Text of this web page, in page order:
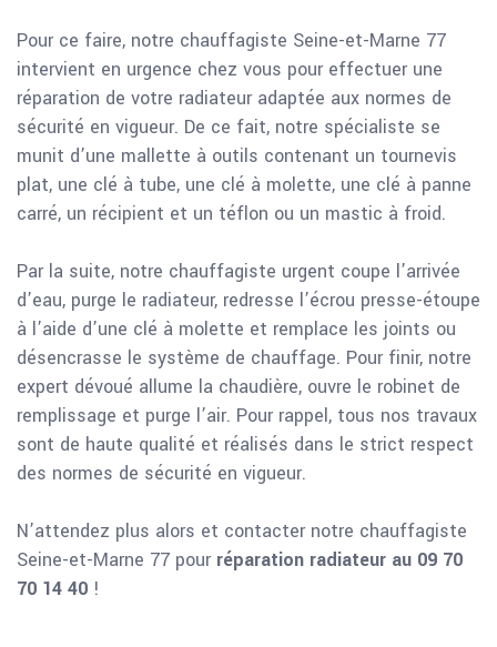
Pour ce faire, notre chauffagiste Seine-et-Marne 77
intervient en urgence chez vous pour effectuer une
réparation de votre radiateur adaptée aux normes de
sécurité en vigueur. De ce fait, notre spécialiste se
munit d’une mallette à outils contenant un tournevis
plat, une clé à tube, une clé à molette, une clé à panne
carré, un récipient et un téflon ou un mastic à froid.
Par la suite, notre chauffagiste urgent coupe l’arrivée
d’eau, purge le radiateur, redresse l’écrou presse-étoupe
à l’aide d’une clé à molette et remplace les joints ou
désencrasse le système de chauffage. Pour finir, notre
expert dévoué allume la chaudière, ouvre le robinet de
remplissage et purge l’air. Pour rappel, tous nos travaux
sont de haute qualité et réalisés dans le strict respect
des normes de sécurité en vigueur.
N’attendez plus alors et contacter notre chauffagiste
Seine-et-Marne 77 pour réparation radiateur au 09 70
70 14 40 !